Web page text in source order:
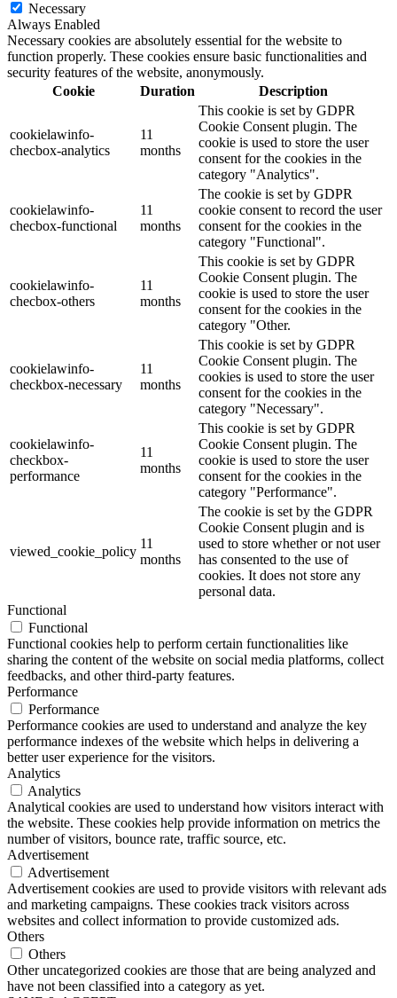
Necessary
Always Enabled
Necessary cookies are absolutely essential for the website to
function properly. These cookies ensure basic functionalities and
security features of the website, anonymously.
Cookie
Duration Description
cookielawinfo-
checbox-analytics
11
months
This cookie is set by GDPR
Cookie Consent plugin. The
cookie is used to store the user
consent for the cookies in the
category "Analytics".
cookielawinfo-
checbox-functional
11
months
The cookie is set by GDPR
cookie consent to record the user
consent for the cookies in the
category "Functional".
cookielawinfo-
checbox-others
11
months
This cookie is set by GDPR
Cookie Consent plugin. The
cookie is used to store the user
consent for the cookies in the
category "Other.
cookielawinfo-
checkbox-necessary
11
months
This cookie is set by GDPR
Cookie Consent plugin. The
cookies is used to store the user
consent for the cookies in the
category "Necessary".
cookielawinfo-
checkbox-
performance
11
months
This cookie is set by GDPR
Cookie Consent plugin. The
cookie is used to store the user
consent for the cookies in the
category "Performance".
viewed_cookie_policy
11
months
The cookie is set by the GDPR
Cookie Consent plugin and is
used to store whether or not user
has consented to the use of
cookies. It does not store any
personal data.
Functional
Functional
Functional cookies help to perform certain functionalities like
sharing the content of the website on social media platforms, collect
feedbacks, and other third-party features.
Performance
Performance
Performance cookies are used to understand and analyze the key
performance indexes of the website which helps in delivering a
better user experience for the visitors.
Analytics
Analytics
Analytical cookies are used to understand how visitors interact with
the website. These cookies help provide information on metrics the
number of visitors, bounce rate, traffic source, etc.
Advertisement
Advertisement
Advertisement cookies are used to provide visitors with relevant ads
and marketing campaigns. These cookies track visitors across
websites and collect information to provide customized ads.
Others
Others
Other uncategorized cookies are those that are being analyzed and
have not been classified into a category as yet.